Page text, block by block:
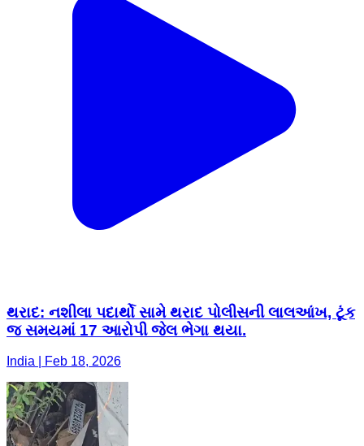
થરાદ: નશીલા પદાર્થો સામે થરાદ પોલીસની લાલઆંખ, ટૂંક
જ સમયમાં 17 આરોપી જેલ ભેગા થયા.
India | Feb 18, 2026